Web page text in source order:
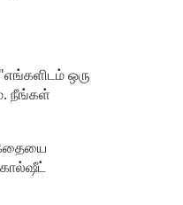
ஒரு
நீங்கள்
கதையை
கால்ஷீட்